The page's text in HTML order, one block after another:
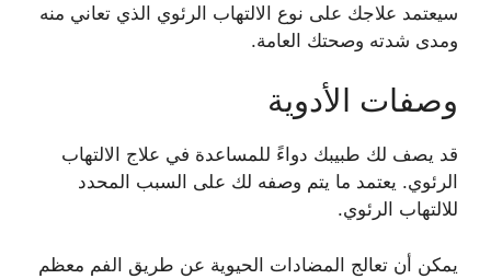
سيعتمد علاجك على نوع الالتهاب الرئوي الذي تعاني منه
ومدى شدته وصحتك العامة.
وصفات الأدوية
قد يصف لك طبيبك دواءً للمساعدة في علاج الالتهاب
الرئوي. يعتمد ما يتم وصفه لك على السبب المحدد
للالتهاب الرئوي.
يمكن أن تعالج المضادات الحيوية عن طريق الفم معظم